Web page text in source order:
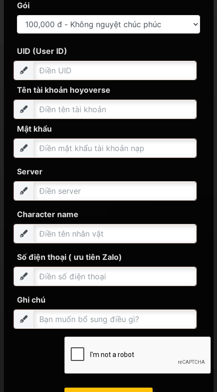
Gói
UID (User ID)
Tên tài khoản hoyoverse
Mật khẩu
Server
Character name
Số điện thoại ( ưu tiên Zalo)
Ghi chú